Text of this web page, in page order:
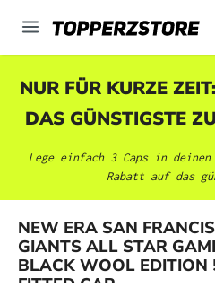
springen
NUR FÜR KURZE
DAS GÜNSTIGSTE
Lege einfach 3 Caps in deinen
Rabatt auf das
NEW ERA SAN
GIANTS ALL STAR
BLACK WOOL EDITION
FITTED CAP
Bildergalerie überspringen